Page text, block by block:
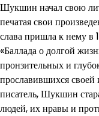
Шукшин начал свою
печатая свои
слава пришла к нему в
«Баллада о долгой
пронзительных и
прославившихся
писатель, Шукшин
людей, их нравы и